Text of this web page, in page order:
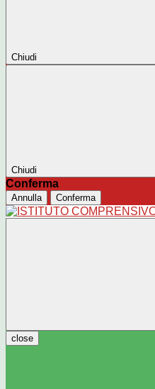
Chiudi
Chiudi
Conferma
Annulla Conferma
close